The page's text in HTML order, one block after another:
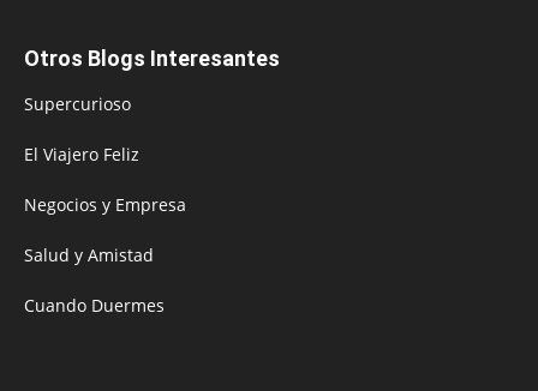
Otros Blogs Interesantes
Supercurioso
El Viajero Feliz
Negocios y Empresa
Salud y Amistad
Cuando Duermes